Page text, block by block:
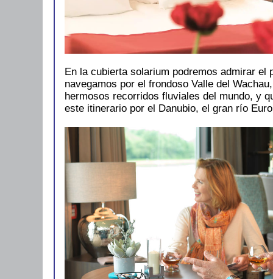
En la cubierta solarium podremos admirar el
navegamos por el frondoso Valle del
hermosos recorridos fluviales del mundo, y
este itinerario por el Danubio, el gran río